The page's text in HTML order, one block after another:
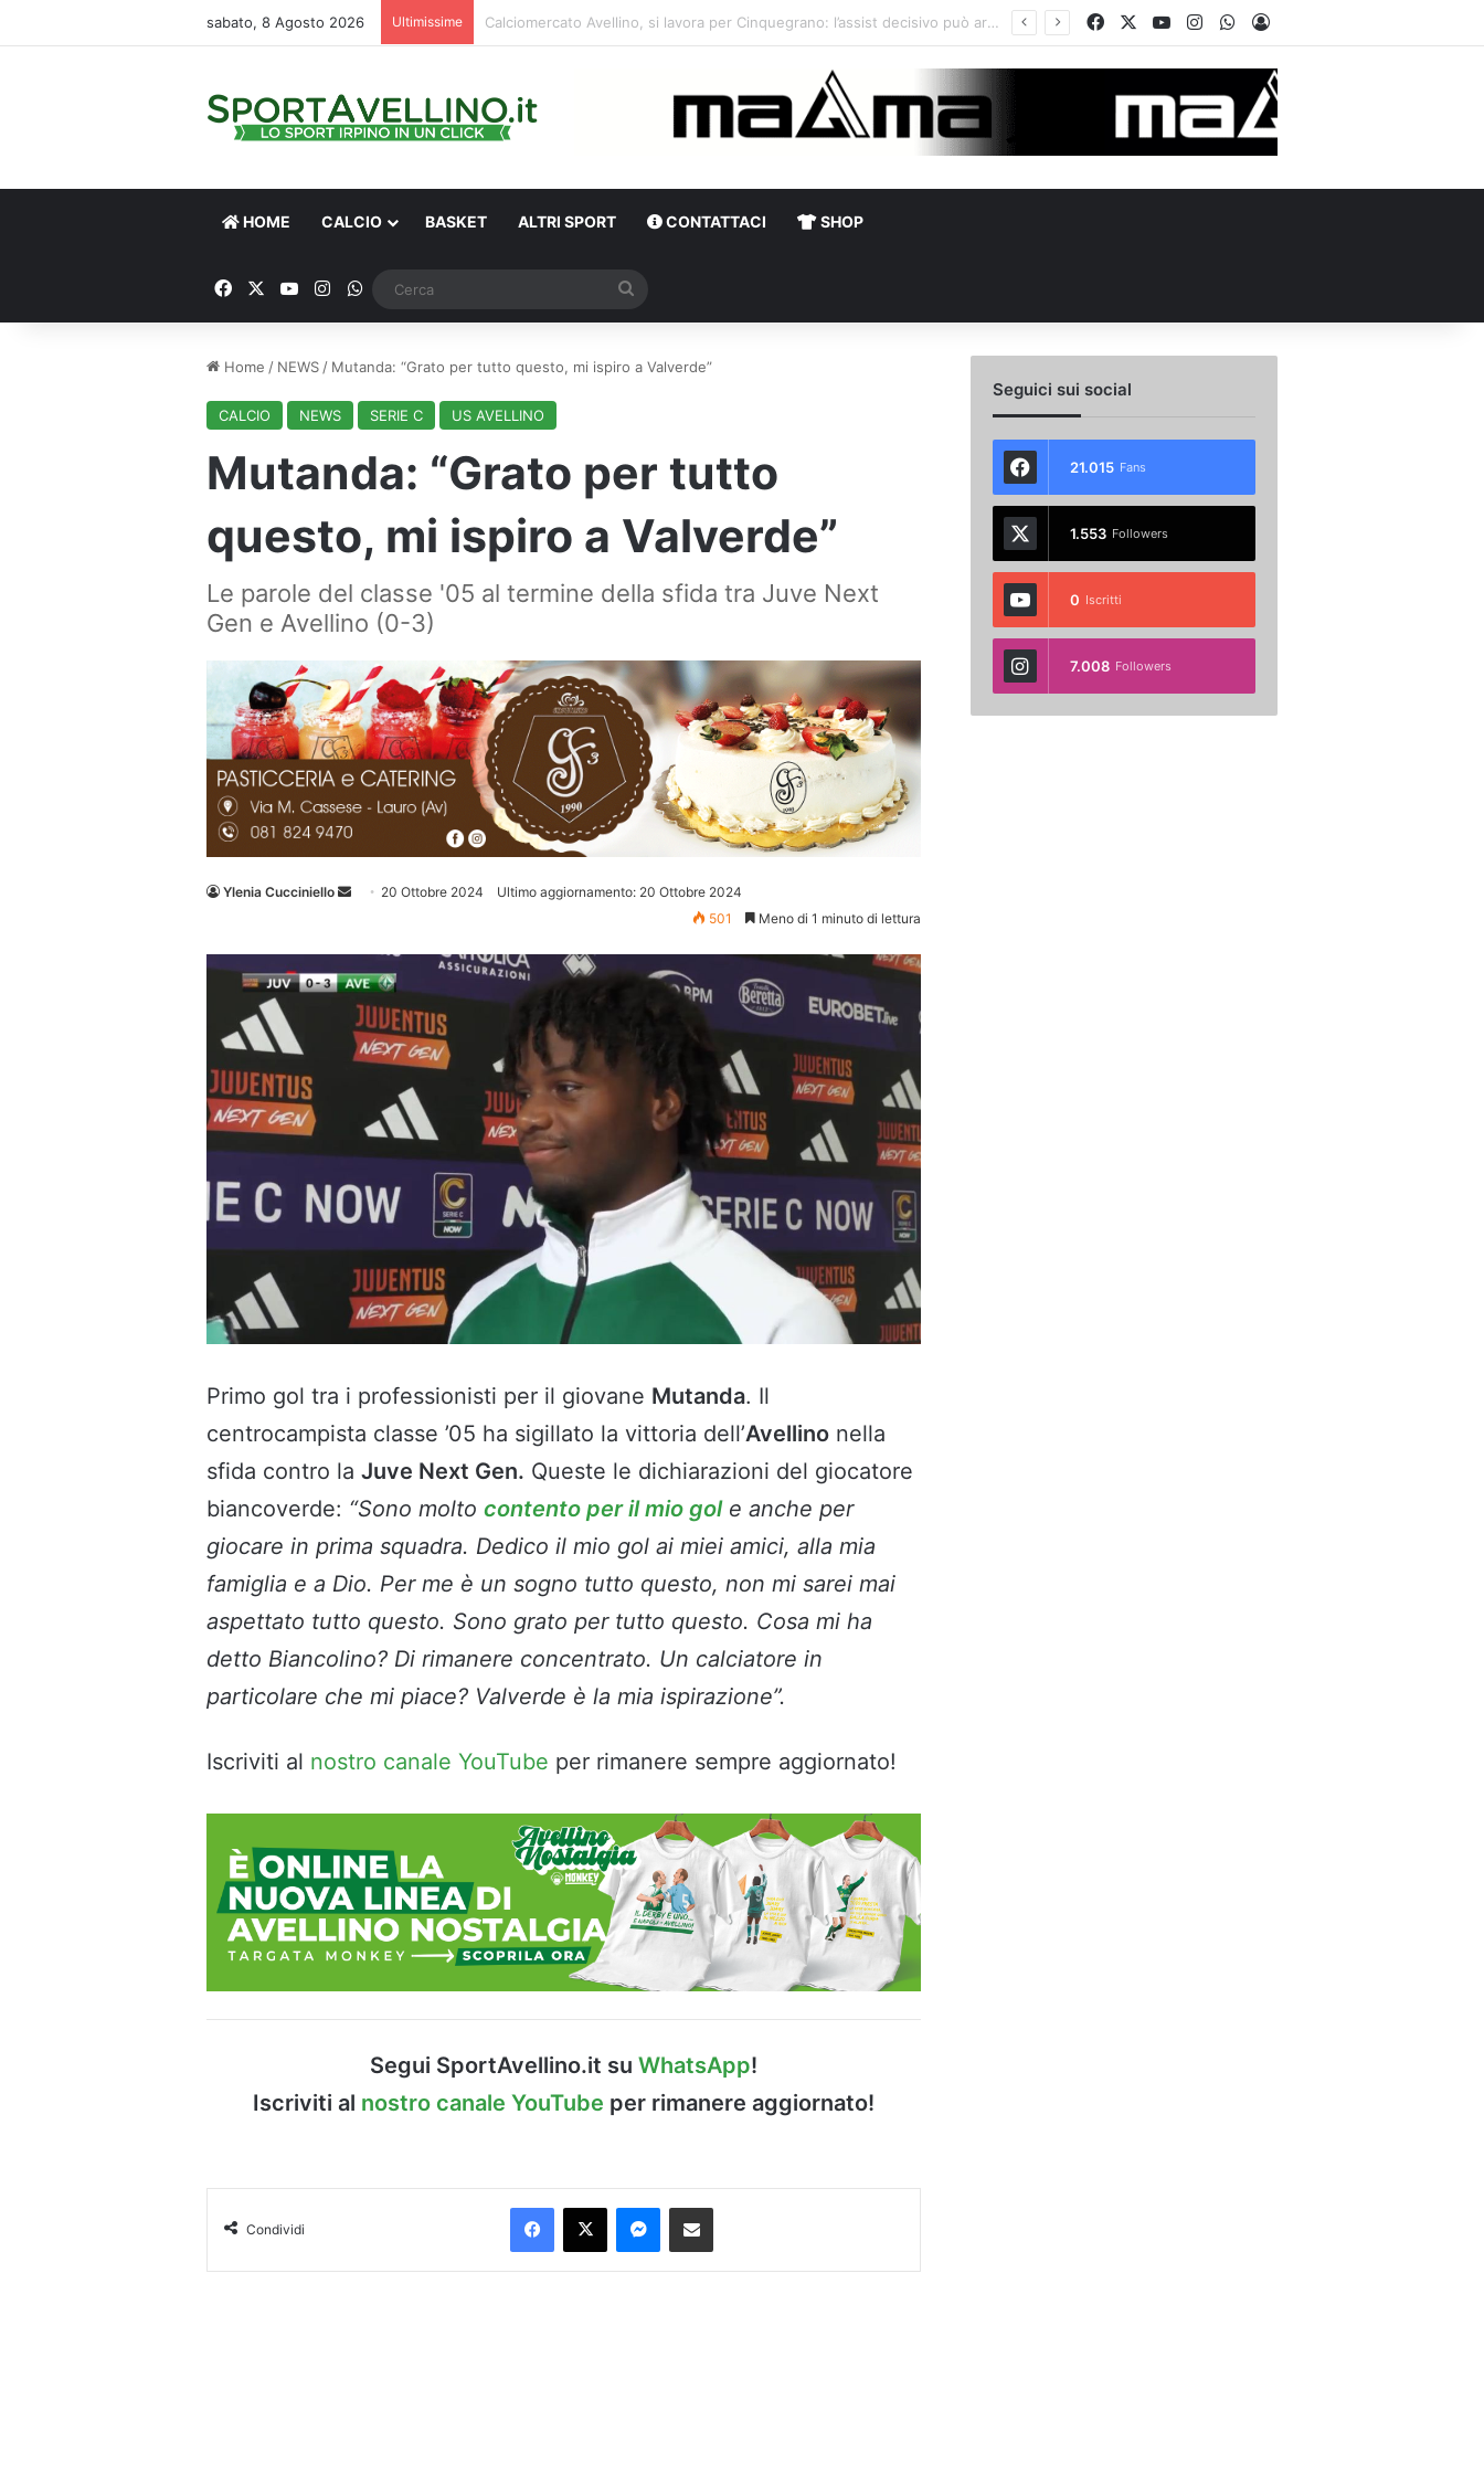
sabato, 8 Agosto 2026 Ultimissime Verso Avellino-Torino, il focus sulla formazione granata FacebookYou TubeInstagramWhatsApp
Accedi
HOME CALCIO BASKET ALTRI SPORT CONTATTACI SHOP
FacebookYou TubeInstagram
WhatsApp
Home / NEWS / Mutanda: “Grato per tutto questo, mi ispiro a Valverde”
CALCIO NEWS SERIE C US AVELLINO
Mutanda: “Grato per tutto
questo, mi ispiro a Valverde”
Le parole del classe '05 al termine della sfida tra Juve Next
Gen e Avellino (0-3)
Ylenia Cucciniello
Invia 20 Ottobre 2024
Ultimo aggiornamento: 20 Ottobre 2024
501
Meno di 1 minuto di lettura
Primo gol tra i professionisti per il giovane Mutanda. Il
centrocampista classe ’05 ha sigillato la vittoria dell’Avellino nella
sfida contro la Juve Next Gen. Queste le dichiarazioni del giocatore
biancoverde: “Sono molto contento per il mio gole anche per
giocare in prima squadra. Dedico il mio gol ai miei amici, alla mia
famiglia e a Dio. Per me è un sogno tutto questo, non mi sarei mai
aspettato tutto questo. Sono grato per tutto questo. Cosa mi ha
detto Biancolino? Di rimanere concentrato. Un calciatore in
particolare che mi piace? Valverde è la mia ispirazione”.
Iscriviti al nostro canale YouTube per rimanere sempre aggiornato!
Segui SportAvellino.it su WhatsApp!
Iscriviti al nostro canale YouTube per rimanere aggiornato!
Condividi
Facebook
X Messenger
Condividi via Email
Seguici sui social
21.015 Fans
1.553 Followers
0 Iscritti
7.008 Followers